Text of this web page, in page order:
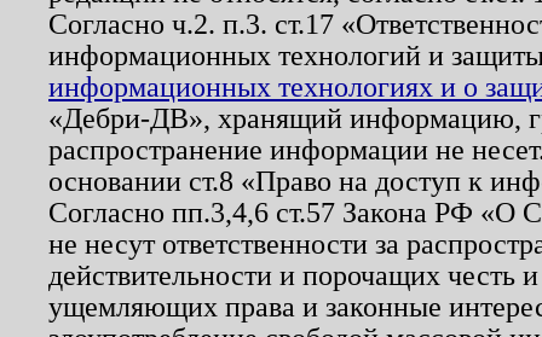
Согласно ч.2. п.3. ст.17
информационных технологий и
информационных технологиях и о
«Дебри-ДВ», хранящий информацию,
распространение информации не
основании ст.8 «Право на доступ к
Согласно пп.3,4,6 ст.57 Закона РФ «О
не несут ответственности за
действительности и порочащих честь
ущемляющих права и законные